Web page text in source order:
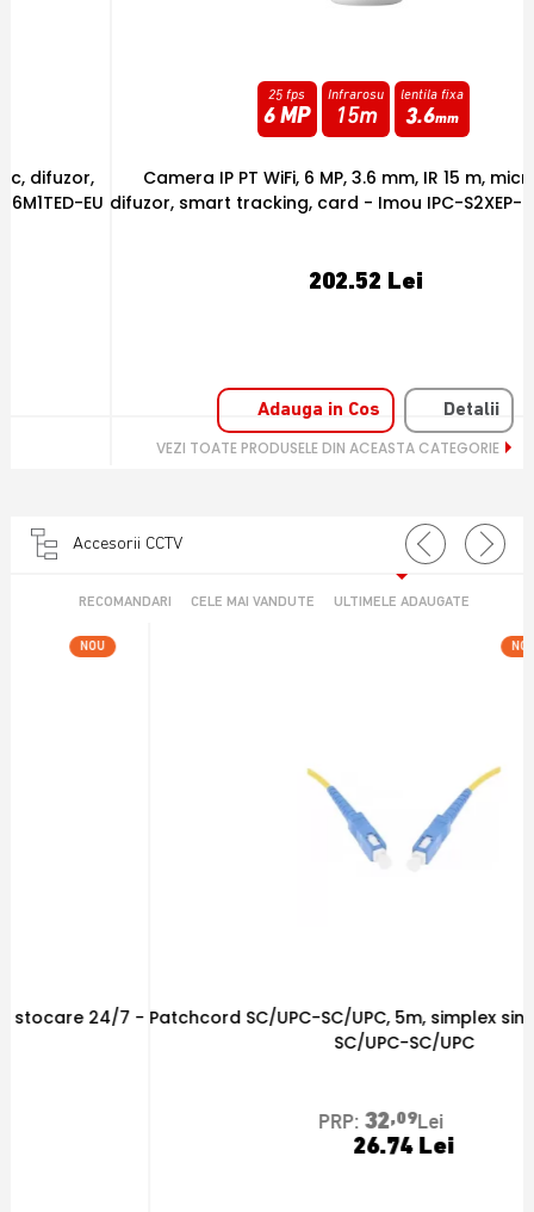
Infrarosu
15m
lentila fixa
3.6 mm
Camera IP PT WiFi, 6 MP, 3.6 mm, IR 15 m, microfon si
difuzor, smart tracking, card - Imou IPC-S2XEP-6M0S-IMOU
202.52 Lei
Adauga in Cos Detalii
VEZI TOATE PRODUSELE DIN ACEASTA CATEGORIE
Accesorii CCTV
RECOMANDARI CELE MAI VANDUTE ULTIMELE ADAUGATE
Patchcord SC/UPC-SC/UPC, 5m, simplex singlemode - OEM